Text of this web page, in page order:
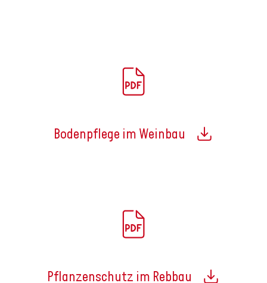
Bodenpflege im Weinbau
Pflanzenschutz im Rebbau